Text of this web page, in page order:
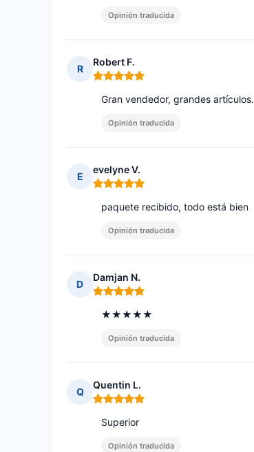
Opinión traducida
R
Robert F.
Nota: 5 de 5
Gran vendedor, grandes artículos.
Opinión traducida
E
evelyne V.
Nota: 5 de 5
paquete recibido, todo está bien
Opinión traducida
D
Damjan N.
Nota: 5 de 5
★★★★★
Opinión traducida
Q
Quentin L.
Nota: 5 de 5
Superior
Opinión traducida